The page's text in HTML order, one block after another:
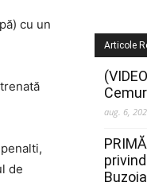
cu un
de
Articole
aug. 6,